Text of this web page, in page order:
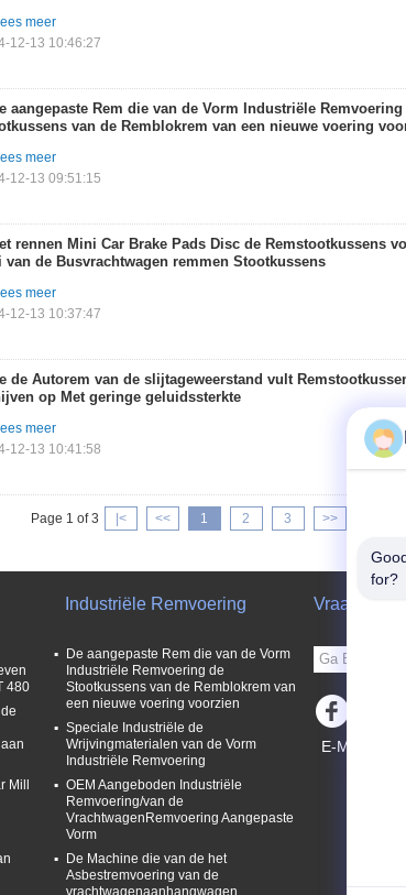
meer
12-13 10:46:27
aangepaste Rem die van de Vorm Industriële Remvoering
van de Remblokrem van een nieuwe voering
meer
12-13 09:51:15
rennen Mini Car Brake Pads Disc de Remstootkussens
van de Busvrachtwagen remmen Stootkussens
meer
12-13 10:37:47
de Autorem van de slijtageweerstand vult
op Met geringe geluidssterkte
meer
12-13 10:41:58
Page 1 of 3 |< << 1 2 3 >>
480
Industriële Remvoering
De aangepaste Rem die van de Vorm
Industriële Remvoering de
Stootkussens van de Remblokrem van
een nieuwe voering voorzien
Speciale Industriële de
Wrijvingmaterialen van de Vorm
Industriële Remvoering
OEM Aangeboden Industriële
Remvoering/van de
VrachtwagenRemvoering Aangepaste
Vorm
De Machine die van de het
Asbestremvoering van de
vrachtwagenaanhangwagen
Vraag een
E-Mail
for?